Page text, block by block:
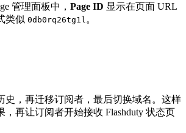
管理面板中， Page ID 显示在页面 URL
类似 0db0rq26tg1l 。
史，再迁移订阅者，最后切换域名。这样
，再让订阅者开始接收 Flashduty 状态页